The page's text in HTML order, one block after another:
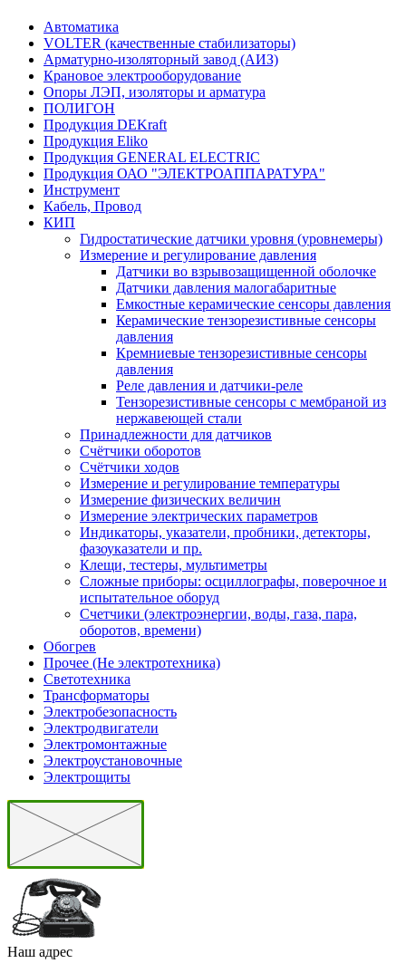
Автоматика
VOLTER (качественные стабилизаторы)
Арматурно-изоляторный завод (АИЗ)
Крановое электрооборудование
Опоры ЛЭП, изоляторы и арматура
ПОЛИГОН
Продукция DEKraft
Продукция Eliko
Продукция GENERAL ELECTRIC
Продукция ОАО "ЭЛЕКТРОАППАРАТУРА"
Инструмент
Кабель, Провод
КИП
Гидростатические датчики уровня (уровнемеры)
Измерение и регулирование давления
Датчики во взрывозащищенной оболочке
Датчики давления малогабаритные
Емкостные керамические сенсоры давления
Керамические тензорезистивные сенсоры
давления
Кремниевые тензорезистивные сенсоры
давления
Реле давления и датчики-реле
Тензорезистивные сенсоры с мембраной из
нержавеющей стали
Принадлежности для датчиков
Счётчики оборотов
Счётчики ходов
Измерение и регулирование температуры
Измерение физических величин
Измерение электрических параметров
Индикаторы, указатели, пробники, детекторы,
фазоуказатели и пр.
Клещи, тестеры, мультиметры
Сложные приборы: осциллографы, поверочное и
испытательное оборуд
Счетчики (электроэнергии, воды, газа, пара,
оборотов, времени)
Обогрев
Прочее (Не электротехника)
Светотехника
Трансформаторы
Электробезопасность
Электродвигатели
Электромонтажные
Электроустановочные
Электрощиты
Наш адрес